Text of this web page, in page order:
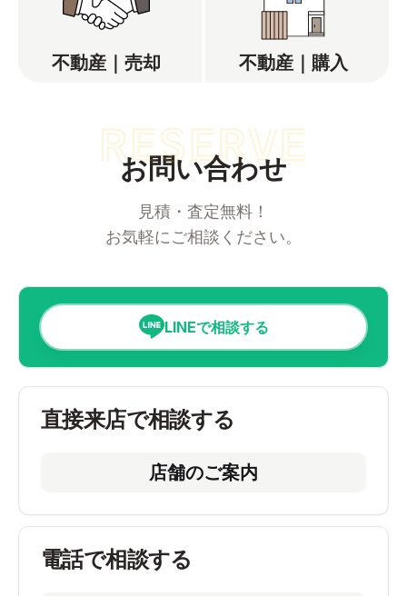
不動産｜売却 不動産｜購入
お問い合わせ
見積・査定無料！
お気軽にご相談ください。
LINEで相談する
直接来店で相談する
店舗のご案内
電話で相談する